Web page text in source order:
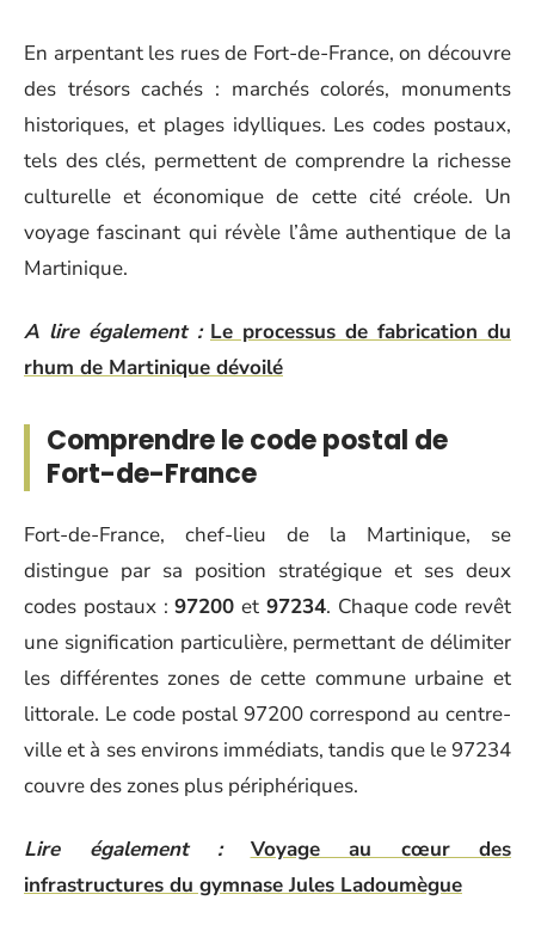
En arpentant les rues de Fort-de-France, on découvre
des trésors cachés : marchés colorés, monuments
historiques, et plages idylliques. Les codes postaux,
tels des clés, permettent de comprendre la richesse
culturelle et économique de cette cité créole. Un
voyage fascinant qui révèle l’âme authentique de la
Martinique.
A lire également : Le processus de fabrication du
rhum de Martinique dévoilé
Comprendre le code postal de
Fort-de-France
Fort-de-France, chef-lieu de la Martinique, se
distingue par sa position stratégique et ses deux
codes postaux :97200 et 97234. Chaque code revêt
une signification particulière, permettant de délimiter
les différentes zones de cette commune urbaine et
littorale. Le code postal 97200 correspond au centre-
ville et à ses environs immédiats, tandis que le 97234
couvre des zones plus périphériques.
Lire également :
Voyage au cœur des
infrastructures du gymnase Jules Ladoumègue